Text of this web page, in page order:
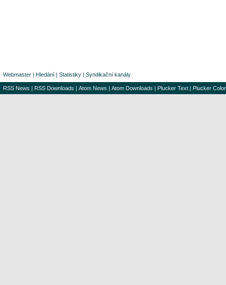
Webmaster | Hledání | Statistiky | Syndikační kanály
RSS News | RSS Downloads | Atom News | Atom Downloads | Plucker Text | Plucker Color